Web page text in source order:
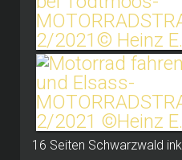
16 Seiten Schwarzwald